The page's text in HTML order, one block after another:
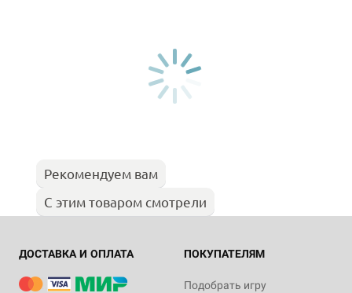
Рекомендуем вам
С этим товаром смотрели
ДОСТАВКА И ОПЛАТА ПОКУПАТЕЛЯМ
Подобрать игру